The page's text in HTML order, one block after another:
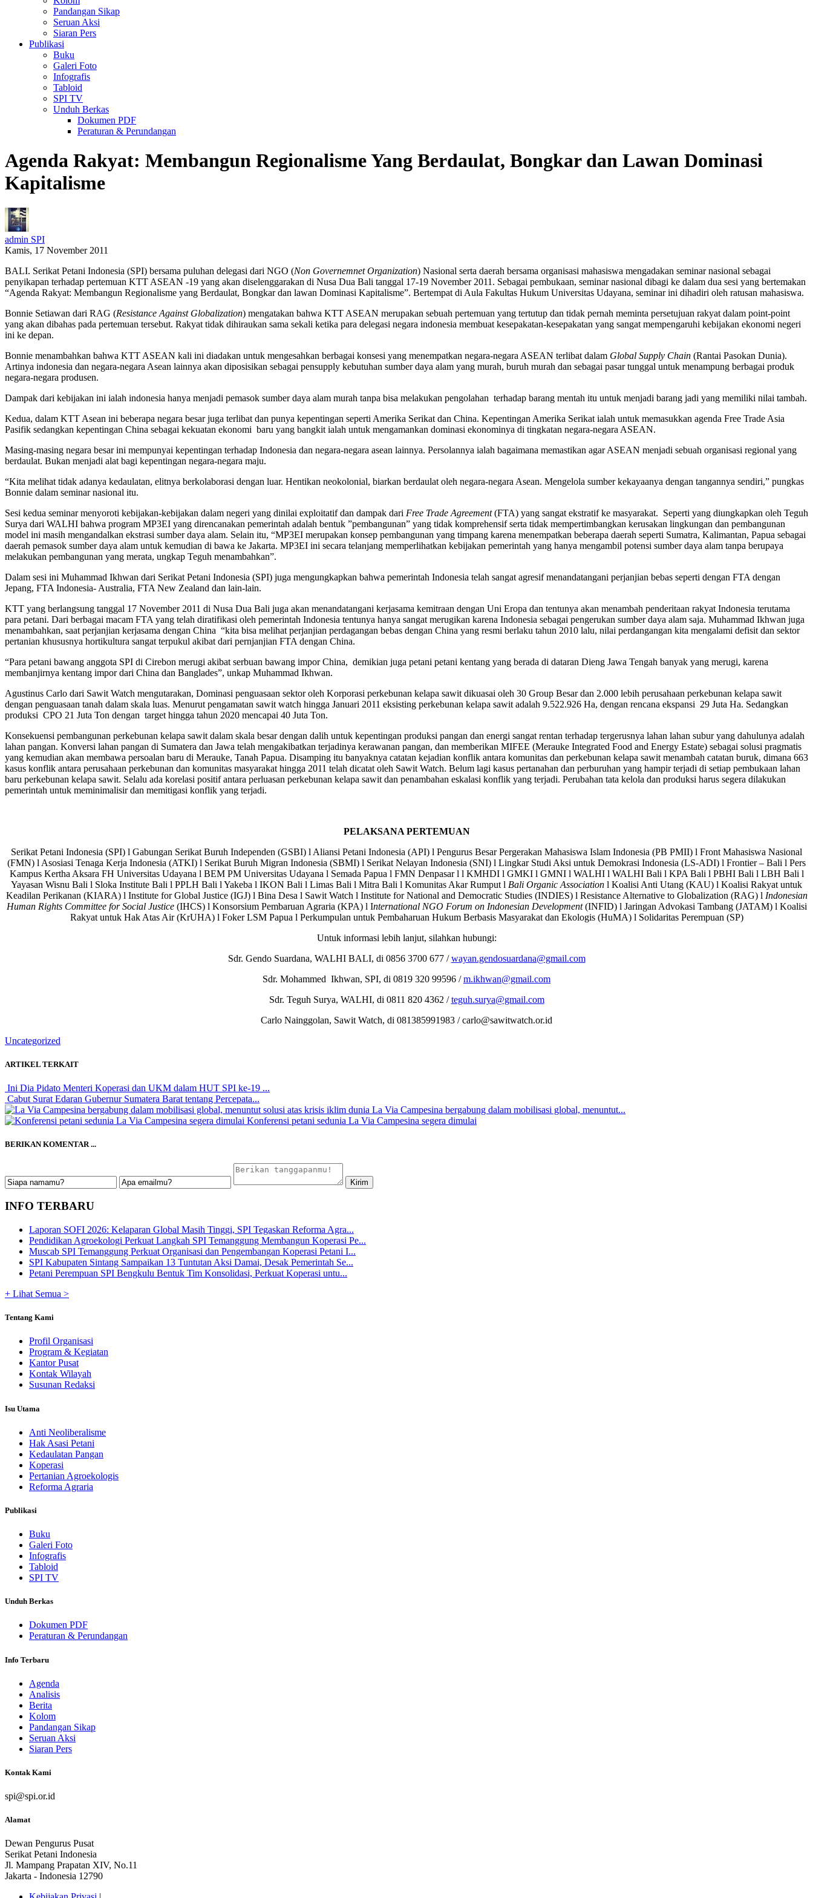
Pandangan Sikap
Seruan Aksi
Siaran Pers
Publikasi
Buku
Galeri Foto
Infografis
Tabloid
SPI TV
Unduh Berkas
Dokumen PDF
Peraturan & Perundangan
Agenda Rakyat: Membangun Regionalisme Yang Berdaulat, Bongkar dan Lawan Dominasi
Kapitalisme
admin SPI
Kamis, 17 November 2011
BALI. Serikat Petani Indonesia (SPI) bersama puluhan delegasi dari NGO (Non Governemnet Organization) Nasional serta daerah bersama organisasi mahasiswa mengadakan seminar nasional sebagai
penyikapan terhadap pertemuan KTT ASEAN -19 yang akan diselenggarakan di Nusa Dua Bali tanggal 17-19 November 2011. Sebagai pembukaan, seminar nasional dibagi ke dalam dua sesi yang bertemakan
“Agenda Rakyat: Membangun Regionalisme yang Berdaulat, Bongkar dan lawan Dominasi Kapitalisme”. Bertempat di Aula Fakultas Hukum Universitas Udayana, seminar ini dihadiri oleh ratusan mahasiswa.
Bonnie Setiawan dari RAG (Resistance Against Globalization) mengatakan bahwa KTT ASEAN merupakan sebuah pertemuan yang tertutup dan tidak pernah meminta persetujuan rakyat dalam point-point
yang akan dibahas pada pertemuan tersebut. Rakyat tidak dihiraukan sama sekali ketika para delegasi negara indonesia membuat kesepakatan-kesepakatan yang sangat mempengaruhi kebijakan ekonomi negeri
ini ke depan.
Bonnie menambahkan bahwa KTT ASEAN kali ini diadakan untuk mengesahkan berbagai konsesi yang menempatkan negara-negara ASEAN terlibat dalam Global Supply Chain (Rantai Pasokan Dunia).
Artinya indonesia dan negara-negara Asean lainnya akan diposisikan sebagai pensupply kebutuhan sumber daya alam yang murah, buruh murah dan sebagai pasar tunggal untuk menampung berbagai produk
negara-negara produsen.
Dampak dari kebijakan ini ialah indonesia hanya menjadi pemasok sumber daya alam murah tanpa bisa melakukan pengolahan terhadap barang mentah itu untuk menjadi barang jadi yang memiliki nilai tambah.
Kedua, dalam KTT Asean ini beberapa negara besar juga terlibat dan punya kepentingan seperti Amerika Serikat dan China. Kepentingan Amerika Serikat ialah untuk memasukkan agenda Free Trade Asia
Pasifik sedangkan kepentingan China sebagai kekuatan ekonomi baru yang bangkit ialah untuk mengamankan dominasi ekonominya di tingkatan negara-negara ASEAN.
Masing-masing negara besar ini mempunyai kepentingan terhadap Indonesia dan negara-negara asean lainnya. Persolannya ialah bagaimana memastikan agar ASEAN menjadi sebuah organisasi regional yang
berdaulat. Bukan menjadi alat bagi kepentingan negara-negara maju.
“Kita melihat tidak adanya kedaulatan, elitnya berkolaborasi dengan luar. Hentikan neokolonial, biarkan berdaulat oleh negara-negara Asean. Mengelola sumber kekayaanya dengan tangannya sendiri,” pungkas
Bonnie dalam seminar nasional itu.
Sesi kedua seminar menyoroti kebijakan-kebijakan dalam negeri yang dinilai exploitatif dan dampak dari Free Trade Agreement(FTA) yang sangat ekstratif ke masyarakat. Seperti yang diungkapkan oleh Teguh
Surya dari WALHI bahwa program MP3EI yang direncanakan pemerintah adalah bentuk ”pembangunan” yang tidak komprehensif serta tidak mempertimbangkan kerusakan lingkungan dan pembangunan
model ini masih mengandalkan ekstrasi sumber daya alam. Selain itu, “MP3EI merupakan konsep pembangunan yang timpang karena menempatkan beberapa daerah seperti Sumatra, Kalimantan, Papua sebagai
daerah pemasok sumber daya alam untuk kemudian di bawa ke Jakarta. MP3EI ini secara telanjang memperlihatkan kebijakan pemerintah yang hanya mengambil potensi sumber daya alam tanpa berupaya
melakukan pembangunan yang merata, ungkap Teguh menambahkan”.
Dalam sesi ini Muhammad Ikhwan dari Serikat Petani Indonesia (SPI) juga mengungkapkan bahwa pemerintah Indonesia telah sangat agresif menandatangani perjanjian bebas seperti dengan FTA dengan
Jepang, FTA Indonesia- Australia, FTA New Zealand dan lain-lain.
KTT yang berlangsung tanggal 17 November 2011 di Nusa Dua Bali juga akan menandatangani kerjasama kemitraan dengan Uni Eropa dan tentunya akan menambah penderitaan rakyat Indonesia terutama
para petani. Dari berbagai macam FTA yang telah diratifikasi oleh pemerintah Indonesia tentunya hanya sangat merugikan karena Indonesia sebagai pengerukan sumber daya alam saja. Muhammad Ikhwan juga
menambahkan, saat perjanjian kerjasama dengan China “kita bisa melihat perjanjian perdagangan bebas dengan China yang resmi berlaku tahun 2010 lalu, nilai perdangangan kita mengalami defisit dan sektor
pertanian khususnya hortikultura sangat terpukul akibat dari pernjanjian FTA dengan China.
“Para petani bawang anggota SPI di Cirebon merugi akibat serbuan bawang impor China, demikian juga petani petani kentang yang berada di dataran Dieng Jawa Tengah banyak yang merugi, karena
membanjirnya kentang impor dari China dan Banglades”, unkap Muhammad Ikhwan.
Agustinus Carlo dari Sawit Watch mengutarakan, Dominasi penguasaan sektor oleh Korporasi perkebunan kelapa sawit dikuasai oleh 30 Group Besar dan 2.000 lebih perusahaan perkebunan kelapa sawit
dengan penguasaan tanah dalam skala luas. Menurut pengamatan sawit watch hingga Januari 2011 eksisting perkebunan kelapa sawit adalah 9.522.926 Ha, dengan rencana ekspansi 29 Juta Ha. Sedangkan
produksi CPO 21 Juta Ton dengan target hingga tahun 2020 mencapai 40 Juta Ton.
Konsekuensi pembangunan perkebunan kelapa sawit dalam skala besar dengan dalih untuk kepentingan produksi pangan dan energi sangat rentan terhadap tergerusnya lahan lahan subur yang dahulunya adalah
lahan pangan. Konversi lahan pangan di Sumatera dan Jawa telah mengakibatkan terjadinya kerawanan pangan, dan memberikan MIFEE (Merauke Integrated Food and Energy Estate) sebagai solusi pragmatis
yang kemudian akan membawa persoalan baru di Merauke, Tanah Papua. Disamping itu banyaknya catatan kejadian konflik antara komunitas dan perkebunan kelapa sawit menambah catatan buruk, dimana 663
kasus konflik antara perusahaan perkebunan dan komunitas masyarakat hingga 2011 telah dicatat oleh Sawit Watch. Belum lagi kasus pertanahan dan perburuhan yang hampir terjadi di setiap pembukaan lahan
baru perkebunan kelapa sawit. Selalu ada korelasi positif antara perluasan perkebunan kelapa sawit dan penambahan eskalasi konflik yang terjadi. Perubahan tata kelola dan produksi harus segera dilakukan
pemerintah untuk meminimalisir dan memitigasi konflik yang terjadi.
PELAKSANA PERTEMUAN
Serikat Petani Indonesia (SPI) l Gabungan Serikat Buruh Independen (GSBI) l Aliansi Petani Indonesia (API) l Pengurus Besar Pergerakan Mahasiswa Islam Indonesia (PB PMII) l Front Mahasiswa Nasional
(FMN) l Asosiasi Tenaga Kerja Indonesia (ATKI) l Serikat Buruh Migran Indonesia (SBMI) l Serikat Nelayan Indonesia (SNI) l Lingkar Studi Aksi untuk Demokrasi Indonesia (LS-ADI) l Frontier – Bali l Pers
Kampus Kertha Aksara FH Universitas Udayana l BEM PM Universitas Udayana l Semada Papua l FMN Denpasar l l KMHDI l GMKI l GMNI l WALHI l WALHI Bali l KPA Bali l PBHI Bali l LBH Bali l
Yayasan Wisnu Bali l Sloka Institute Bali l PPLH Bali l Yakeba l IKON Bali l Limas Bali l Mitra Bali l Komunitas Akar Rumput l Bali Organic Association l Koalisi Anti Utang (KAU) l Koalisi Rakyat untuk
Keadilan Perikanan (KIARA) l Institute for Global Justice (IGJ) l Bina Desa l Sawit Watch l Institute for National and Democratic Studies (INDIES) l Resistance Alternative to Globalization (RAG) l Indonesian
Human Rights Committee for Social Justice(IHCS) l Konsorsium Pembaruan Agraria (KPA) l International NGO Forum on Indonesian Development(INFID) l Jaringan Advokasi Tambang (JATAM) l Koalisi
Rakyat untuk Hak Atas Air (KrUHA) l Foker LSM Papua l Perkumpulan untuk Pembaharuan Hukum Berbasis Masyarakat dan Ekologis (HuMA) l Solidaritas Perempuan (SP)
Untuk informasi lebih lanjut, silahkan hubungi:
Sdr. Gendo Suardana, WALHI BALI, di 0856 3700 677 /wayan.gendosuardana@gmail.com
Sdr. Mohammed Ikhwan, SPI, di 0819 320 99596 /m.ikhwan@gmail.com
Sdr. Teguh Surya, WALHI, di 0811 820 4362 /teguh.surya@gmail.com
Carlo Nainggolan, Sawit Watch, di 081385991983 / carlo@sawitwatch.or.id
Uncategorized
ARTIKEL TERKAIT
Ini Dia Pidato Menteri Koperasi dan UKM dalam HUT SPI ke-19 ...
Cabut Surat Edaran Gubernur Sumatera Barat tentang Percepata...
La Via Campesina bergabung dalam mobilisasi global, menuntut...
Konferensi petani sedunia La Via Campesina segera dimulai
BERIKAN KOMENTAR ...
INFO TERBARU
Laporan SOFI 2026: Kelaparan Global Masih Tinggi, SPI Tegaskan Reforma Agra...
Pendidikan Agroekologi Perkuat Langkah SPI Temanggung Membangun Koperasi Pe...
Muscab SPI Temanggung Perkuat Organisasi dan Pengembangan Koperasi Petani I...
SPI Kabupaten Sintang Sampaikan 13 Tuntutan Aksi Damai, Desak Pemerintah Se...
Petani Perempuan SPI Bengkulu Bentuk Tim Konsolidasi, Perkuat Koperasi untu...
+ Lihat Semua >
Tentang Kami
Profil Organisasi
Program & Kegiatan
Kantor Pusat
Kontak Wilayah
Susunan Redaksi
Isu Utama
Anti Neoliberalisme
Hak Asasi Petani
Kedaulatan Pangan
Koperasi
Pertanian Agroekologis
Reforma Agraria
Publikasi
Buku
Galeri Foto
Infografis
Tabloid
SPI TV
Unduh Berkas
Dokumen PDF
Peraturan & Perundangan
Info Terbaru
Agenda
Analisis
Berita
Kolom
Pandangan Sikap
Seruan Aksi
Siaran Pers
Kontak Kami
spi@spi.or.id
Alamat
Dewan Pengurus Pusat
Serikat Petani Indonesia
Jl. Mampang Prapatan XIV, No.11
Jakarta - Indonesia 12790